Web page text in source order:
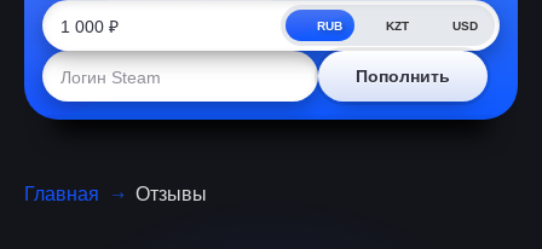
RUB KZT USD
Пополнить
Главная Отзывы